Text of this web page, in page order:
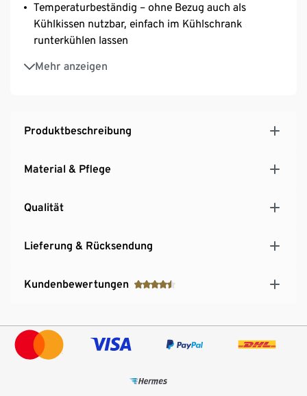
Temperaturbeständig – ohne Bezug auch als
Kühlkissen nutzbar, einfach im Kühlschrank
runterkühlen lassen
Mehr anzeigen
Bezug abnehmbar und waschbar
Kein Kinderspielzeug
Produktbeschreibung
Material & Pflege
Qualität
Lieferung & Rücksendung
Kundenbewertungen